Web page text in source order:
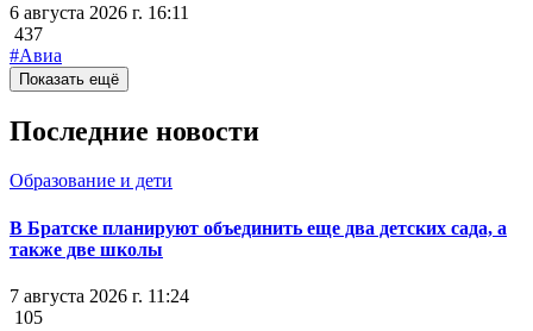
6 августа 2026 г. 16:11
437
#Авиа
Показать ещё
Последние новости
Образование и дети
В Братске планируют объединить еще два детских сада, а
также две школы
7 августа 2026 г. 11:24
105